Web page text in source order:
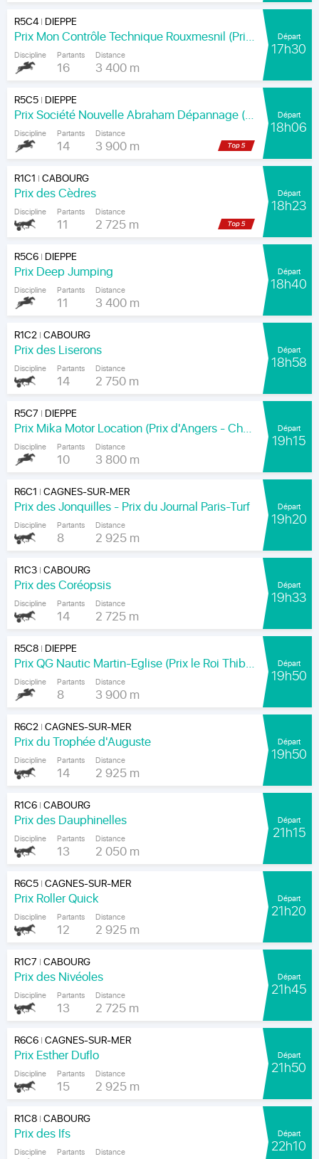
R5C4| DIEPPE
Prix Mon Contrôle Technique Rouxmesnil (Prix Jean de la Rochefoucauld)
Discipline Partants
16
Distance
3 400 m
Départ
17h30
R5C5| DIEPPE
Prix Société Nouvelle Abraham Dépannage (Prix Arenice)
Discipline Partants
14
Distance
3 900 m
Départ
18h06
R1C1 |CABOURG
Prix des Cèdres
Discipline Partants
11
Distance
2 725 m
Départ
18h23
R5C6| DIEPPE
Prix Deep Jumping
Discipline Partants
11
Distance
3 400 m
Départ
18h40
R1C2|CABOURG
Prix des Liserons
Discipline Partants
14
Distance
2 750 m
Départ
18h58
R5C7 | DIEPPE
Prix Mika Motor Location (Prix d'Angers - Chamionnat Paris-Turf des Apprentis-Jeunes-Jockeys)
Discipline Partants
10
Distance
3 800 m
Départ
19h15
R6C1 |CAGNES-SUR-MER
Prix des Jonquilles - Prix du Journal Paris-Turf
Discipline Partants
8
Distance
2 925 m
Départ
19h20
R1C3|CABOURG
Prix des Coréopsis
Discipline Partants
14
Distance
2 725 m
Départ
19h33
R5C8| DIEPPE
Prix QG Nautic Martin-Eglise (Prix le Roi Thibault)
Discipline Partants
8
Distance
3 900 m
Départ
19h50
R6C2|CAGNES-SUR-MER
Prix du Trophée d'Auguste
Discipline Partants
14
Distance
2 925 m
Départ
19h50
R1C6|CABOURG
Prix des Dauphinelles
Discipline Partants
13
Distance
2 050 m
Départ
21h15
R6C5|CAGNES-SUR-MER
Prix Roller Quick
Discipline Partants
12
Distance
2 925 m
Départ
21h20
R1C7 |CABOURG
Prix des Nivéoles
Discipline Partants
13
Distance
2 725 m
Départ
21h45
R6C6|CAGNES-SUR-MER
Prix Esther Duflo
Discipline Partants
15
Distance
2 925 m
Départ
21h50
R1C8|CABOURG
Prix des Ifs
Discipline Partants Distance
Départ
22h10